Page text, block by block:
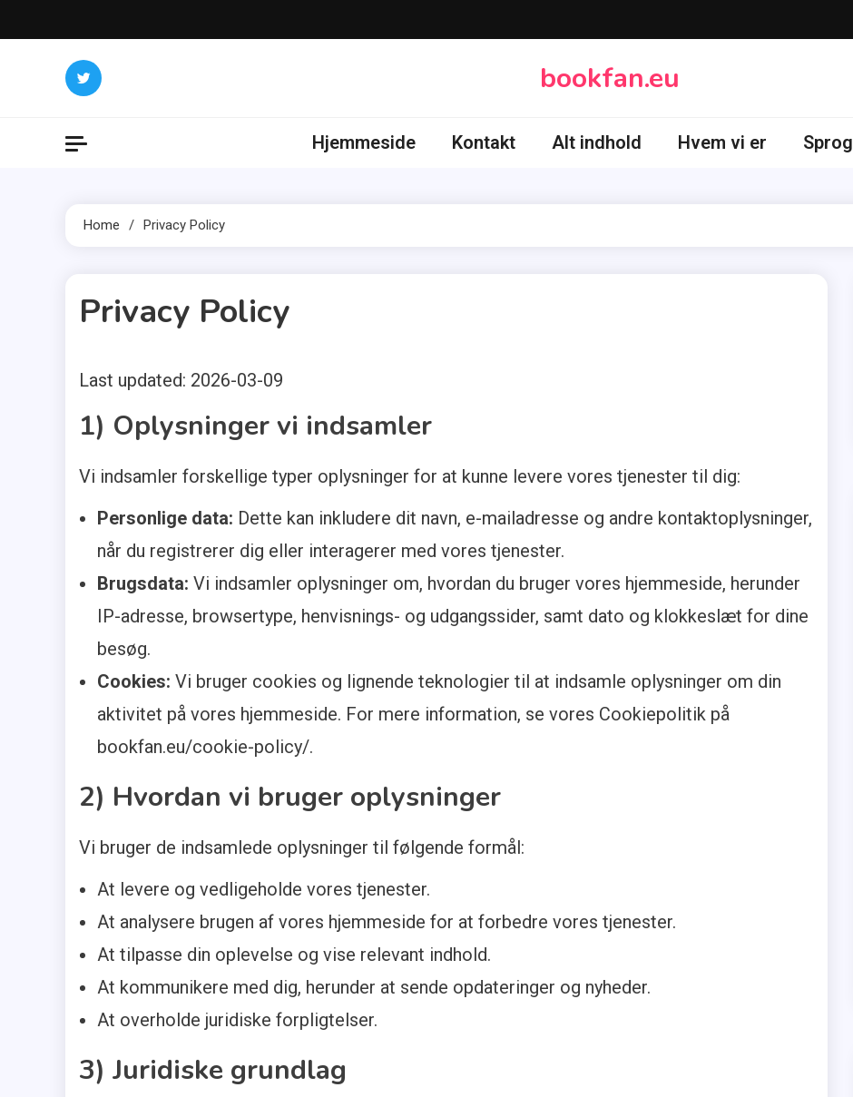
to
bookfan.eu
Hjemmeside Kontakt Alt indhold Hvem vi er Sprog
Home Privacy Policy
Privacy Policy
3 MINS READ
Last updated: 2026-03-09
1) Oplysninger vi indsamler
Vi indsamler forskellige typer oplysninger for at kunne levere vores tjenester til dig:
Personlige data: Dette kan inkludere dit navn, e-mailadresse og andre kontaktoplysninger,
når du registrerer dig eller interagerer med vores tjenester.
Brugsdata: Vi indsamler oplysninger om, hvordan du bruger vores hjemmeside, herunder
IP-adresse, browsertype, henvisnings- og udgangssider, samt dato og klokkeslæt for dine
besøg.
Cookies: Vi bruger cookies og lignende teknologier til at indsamle oplysninger om din
aktivitet på vores hjemmeside. For mere information, se vores Cookiepolitik på
bookfan.eu/cookie-policy/.
2) Hvordan vi bruger oplysninger
Vi bruger de indsamlede oplysninger til følgende formål:
At levere og vedligeholde vores tjenester.
At analysere brugen af vores hjemmeside for at forbedre vores tjenester.
At tilpasse din oplevelse og vise relevant indhold.
At kommunikere med dig, herunder at sende opdateringer og nyheder.
At overholde juridiske forpligtelser.
3) Juridiske grundlag